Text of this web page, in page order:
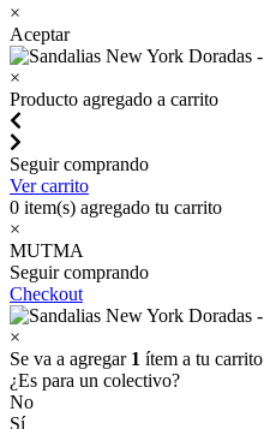
×
Aceptar
×
Producto agregado a carrito
Seguir comprando
Ver carrito
0 item(s) agregado tu carrito
×
MUTMA
Seguir comprando
Checkout
×
Se va a agregar 1 ítem a tu carrito
¿Es para un colectivo?
No
Sí